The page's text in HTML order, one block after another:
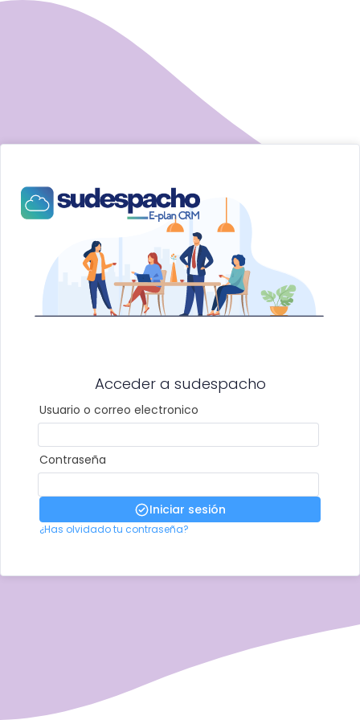
Acceder a sudespacho
Usuario o correo electronico
Contraseña
Iniciar sesión
¿Has olvidado tu contraseña?